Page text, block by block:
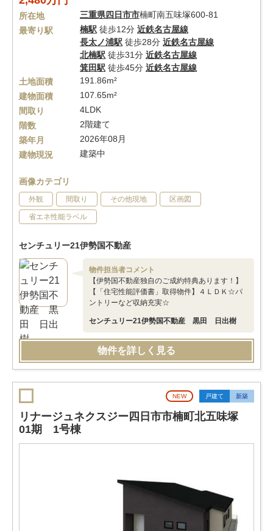
所在地 三重県四日市市楠町南五味塚600-81
最寄り駅
楠駅 徒歩12分 近鉄名古屋線
長太ノ浦駅 徒歩28分 近鉄名古屋線
北楠駅 徒歩31分 近鉄名古屋線
箕田駅 徒歩45分 近鉄名古屋線
土地面積
191.86m²
建物面積
107.65m²
間取り
4LDK
階数
2階建て
築年月
2026年08月
建物現況
建築中
画像カテゴリ
外観 間取り その他現地 区画図
省エネ性能ラベル
センチュリー21伊勢国不動産
物件担当者コメント
【伊勢国不動産独自のご成約特典あります！】
【「住宅性能評価書」取得物件】４ＬＤＫ☆パ
ントリーなど収納充実☆
センチュリー21伊勢国不動産 黒田 日出樹
物件を詳しく見る
NEW 戸建て 新築
リナージュネクスジー四日市市楠町北五味塚
01期 1号棟